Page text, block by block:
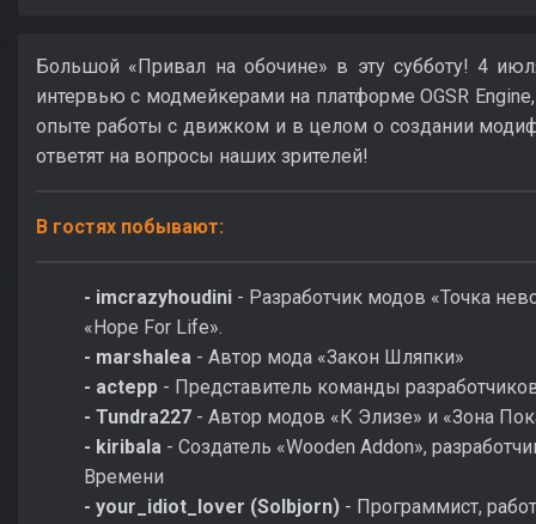
Большой «Привал на обочине» в эту субботу! 4
интервью с модмейкерами на платформе OGSR
опыте работы с движком и в целом о создании
ответят на вопросы наших зрителей!
В гостях побывают:
- imcrazyhoudini - Разработчик модов «Точка
«Hope For Life».
- marshalea - Автор мода «Закон Шляпки»
- actepp - Представитель команды
- Tundra227 - Автор модов «К Элизе» и «Зона
- kiribala - Создатель «Wooden Addon»,
Времени
- your_idiot_lover (Solbjorn) - Программист,